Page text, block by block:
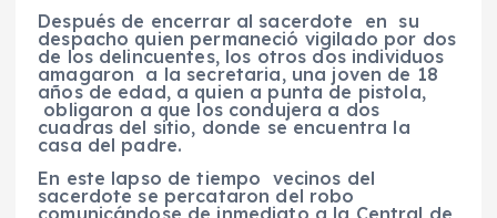
Después de encerrar al sacerdote en su
despacho quien permaneció vigilado por dos
de los delincuentes, los otros dos individuos
amagaron a la secretaria, una joven de 18
años de edad, a quien a punta de pistola,
obligaron a que los condujera a dos
cuadras del sitio, donde se encuentra la
casa del padre.
En este lapso de tiempo vecinos del
sacerdote se percataron del robo
comunicándose de inmediato a la Central de